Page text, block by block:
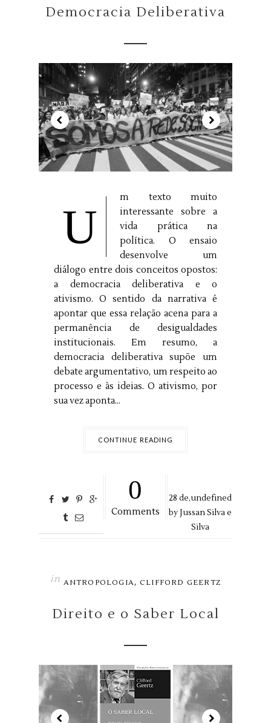
Democracia Deliberativa
U
m texto muito
interessante sobre a
vida prática na
política. O ensaio
desenvolve um
diálogo entre dois conceitos opostos:
a democracia deliberativa e o
ativismo. O sentido da narrativa é
apontar que essa relação acena para a
permanência de desigualdades
institucionais. Em resumo, a
democracia deliberativa supõe um
debate argumentativo, um respeito ao
processo e às ideias. O ativismo, por
sua vez aponta...
CONTINUE READING
0
Comments
28 de,undefined
byJussan Silva e
Silva
in ANTROPOLOGIA, CLIFFORD GEERTZ
Direito e o Saber Local